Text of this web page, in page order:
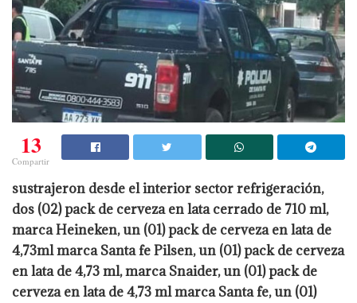
13
Compartir
sustrajeron desde el interior sector refrigeración,
dos (02) pack de cerveza en lata cerrado de 710 ml,
marca Heineken, un (01) pack de cerveza en lata de
4,73ml marca Santa fe Pilsen, un (01) pack de cerveza
en lata de 4,73 ml, marca Snaider, un (01) pack de
cerveza en lata de 4,73 ml marca Santa fe, un (01)